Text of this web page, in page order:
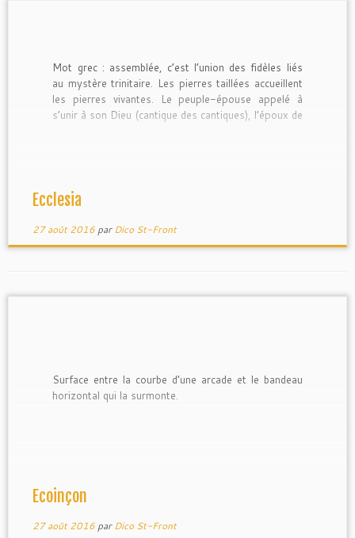
Mot grec : assemblée, c’est l’union des fidèles liés
au mystère trinitaire. Les pierres taillées accueillent
les pierres vivantes. Le peuple-épouse appelé à
s’unir à son Dieu (cantique des cantiques), l’époux de
Ecclesia
27 août 2016 parDico St-Front
Surface entre la courbe d’une arcade et le bandeau
horizontal qui la surmonte.
Ecoinçon
27 août 2016 parDico St-Front